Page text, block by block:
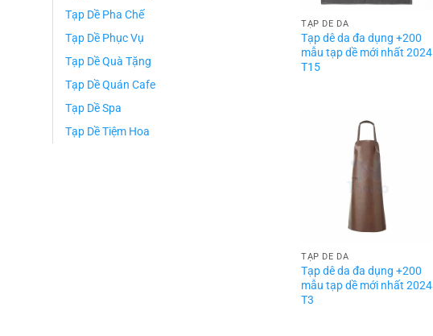
Tạp Dề Pha Chế
Tạp Dề Phục Vụ
Tạp Dề Quà Tặng
Tạp Dề Quán Cafe
Tạp Dề Spa
Tạp Dề Tiệm Hoa
TẠP DỀ DA
Tạp dê da đa dụng +200
mẫu tạp dề mới nhất 2024
T15
TẠP DỀ DA
Tạp dê da đa dụng +200
mẫu tạp dề mới nhất 2024
T3